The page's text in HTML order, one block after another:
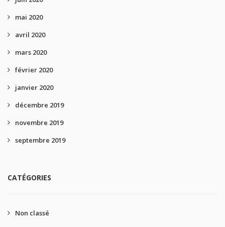
mai 2020
avril 2020
mars 2020
février 2020
janvier 2020
décembre 2019
novembre 2019
septembre 2019
CATÉGORIES
Non classé